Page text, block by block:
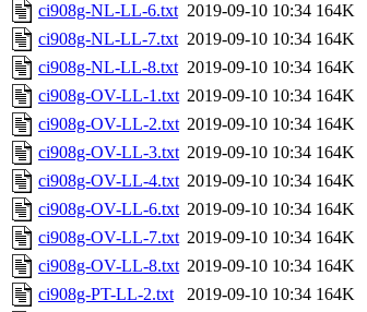
ci908g-NL-LL-6.txt 2019-09-10 10:34 164K
ci908g-NL-LL-7.txt 2019-09-10 10:34 164K
ci908g-NL-LL-8.txt 2019-09-10 10:34 164K
ci908g-OV-LL-1.txt 2019-09-10 10:34 164K
ci908g-OV-LL-2.txt 2019-09-10 10:34 164K
ci908g-OV-LL-3.txt 2019-09-10 10:34 164K
ci908g-OV-LL-4.txt 2019-09-10 10:34 164K
ci908g-OV-LL-6.txt 2019-09-10 10:34 164K
ci908g-OV-LL-7.txt 2019-09-10 10:34 164K
ci908g-OV-LL-8.txt 2019-09-10 10:34 164K
ci908g-PT-LL-2.txt
2019-09-10 10:34 164K